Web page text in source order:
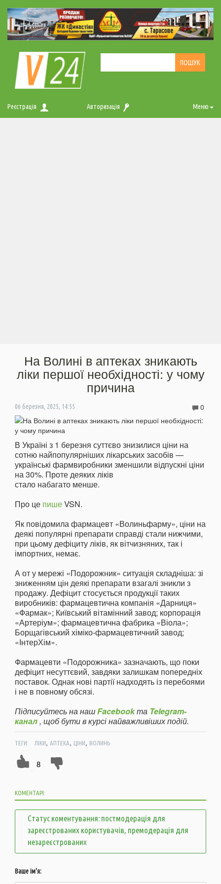
Реєстрація Авторизація Меню
На Волині в аптеках зникають
ліки першої необхідності: у чому
причина
06 березня, 2025, 14:55 0
В Україні з 1 березня суттєво знизилися ціни на
сотню найпопулярніших лікарських засобів —
українські фармвиробники зменшили відпускні ціни
на 30%. Проте деяких ліків
стало набагато менше.
Про це пишеVSN.
Як повідомила фармацевт «Волиньфарму», ціни на
деякі популярні препарати справді стали нижчими,
при цьому дефіциту ліків, як вітчизняних, так і
імпортних, немає.
А от у мережі «Подорожник» ситуація складніша: зі
зниженням цін деякі препарати взагалі зникли з
продажу. Дефіцит стосується продукції таких
виробників: фармацевтична компанія «Дарниця»
«Фармак»; Київський вітамінний завод; корпорація
«Артеріум»; фармацевтична фабрика «Віола»;
Борщагівський хіміко-фармацевтичний завод;
«ІнтерХім».
Фармацевти «Подорожника» зазначають, що поки
дефіцит несуттєвий, завдяки залишкам попередніх
поставок. Однак нові партії надходять із перебоями
і не в повному обсязі.
Підписуйтесь на нашFacebookта Telegram-
канал, щоб бути в курсі найважливіших подій.
ТЕГИ: ЛІКИ, АПТЕКА, ЦІНИ, ВОЛИНЬ
8
КОМЕНТАРІ:
Статус коментування: постмодерація для
зареєстрованих користувачів, премодерація для
незареєстрованих
Ваше ім'я: